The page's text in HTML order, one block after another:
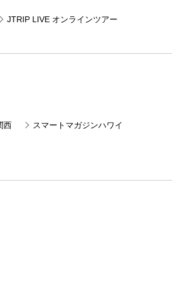
JTRIP LIVE オンラインツアー
西 スマートマガジンハワイ